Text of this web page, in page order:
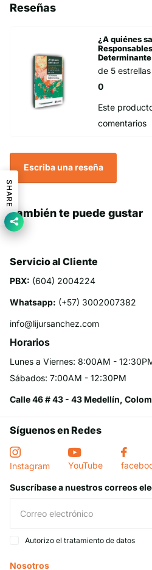
Reseñas
¿A quiénes
Determinante
0
de 5 estrellas
Este
comentarios
Escriba una reseña
También te puede gustar
Servicio al Cliente
PBX: (604) 2004224
Whatsapp: (+57) 3002007382
info@lijursanchez.com
Horarios
Lunes a Viernes: 8:00AM -
Sábados: 7:00AM - 12:30PM
Calle 46 # 43 - 43 Medellín,
Síguenos en Redes
Instagram YouTube
Suscríbase a nuestros correos
Autorizo el tratamiento de datos
Nosotros
SHARE